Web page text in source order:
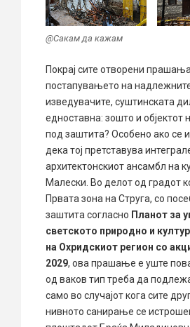
@Сакам да кажам
Покрај сите отворени
постапувањето на
изведувачите, суштинската
едноставна: зошто и објектот
под заштита? Особено ако се
дека тој претставува
архитектонскиот ансамбл на
Малески. Во делот од градот
Првата зона на Струга, со
заштита согласно Планот за
светското природно и
на Охридскиот регион со
2029, ова прашање е уште
од ваков тип треба да
само во случајот кога сите
нивното санирање се